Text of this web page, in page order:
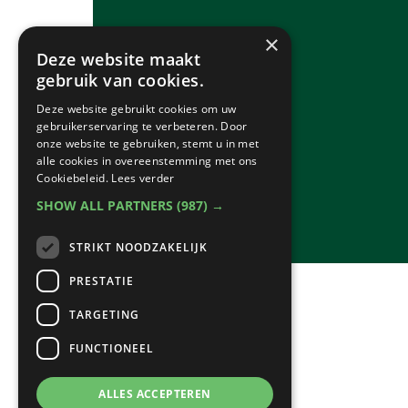
×
Deze website maakt
gebruik van cookies.
Deze website gebruikt cookies om uw
gebruikerservaring te verbeteren. Door
onze website te gebruiken, stemt u in met
alle cookies in overeenstemming met ons
Cookiebeleid. Lees verder
SHOW ALL PARTNERS (987) →
STRIKT NOODZAKELIJK
PRESTATIE
TARGETING
FUNCTIONEEL
ALLES ACCEPTEREN